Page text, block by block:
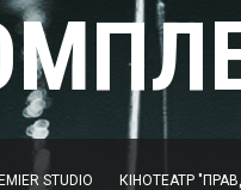
STUDIO КІНОТЕАТР